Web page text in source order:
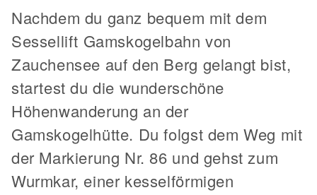
Nachdem du ganz bequem mit dem
Sessellift Gamskogelbahn von
Zauchensee auf den Berg gelangt bist,
startest du die wunderschöne
Höhenwanderung an der
Gamskogelhütte. Du folgst dem Weg mit
der Markierung Nr. 86 und gehst zum
Wurmkar, einer kesselförmigen